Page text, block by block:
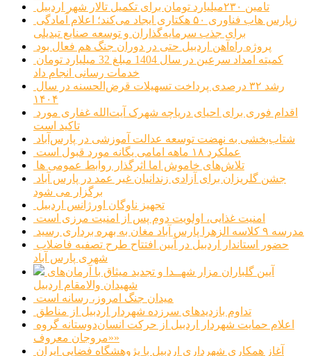
تامین ۲۳۰میلیارد تومان برای تکمیل تالار شهر اردبیل
برای جذب سرمایه‌گذاران و توسعه صنایع تبدیلی
پروژه راه‌آهن اردبیل حتی در دوران جنگ هم فعال بود
خدمات رسانی انجام داد
۱۴۰۴
تاکید است
شتاب‌بخشی به نهضت توسعه عدالت آموزشی در پارس‌آباد
عملکرد ۱۸ ماهه امامی یگانه مورد قبول است
تلاش‌های خاموش اما اثرگذار روابط عمومی ها
برگزار می شود
تجهیز ناوگان اورژانس اردبیل
امنیت غذایی، اولویت دوم پس از امنیت مرزی است
مدرسه ۹ کلاسه الزهرا پارس آباد مغان به بهره برداری رسید
شهری پارس آباد
شهیدان والامقام اردبیل
میدان جنگ امروز، رسانه است
تداوم بازدیدهای سرزده شهردار اردبیل از مناطق
«مروجان معروف»